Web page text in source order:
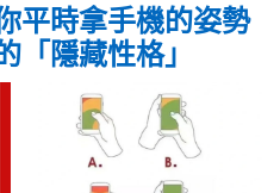
平時拿手機的姿勢
「隱藏性格」